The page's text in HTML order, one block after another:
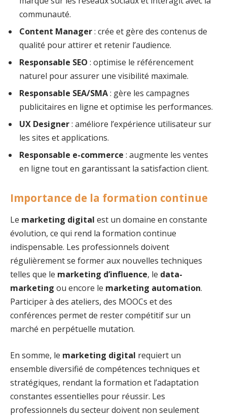
communauté.
Content Manager: crée et gère des contenus de
qualité pour attirer et retenir l’audience.
Responsable SEO : optimise le référencement
naturel pour assurer une visibilité maximale.
Responsable SEA/SMA: gère les campagnes
publicitaires en ligne et optimise les performances.
UX Designer: améliore l’expérience utilisateur sur
les sites et applications.
Responsable e-commerce : augmente les ventes
en ligne tout en garantissant la satisfaction client.
Importance de la formation continue
Le marketing digital est un domaine en constante
évolution, ce qui rend la formation continue
indispensable. Les professionnels doivent
régulièrement se former aux nouvelles techniques
telles que le marketing d’influence, le data-
marketing ou encore le marketing automation.
Participer à des ateliers, des MOOCs et des
conférences permet de rester compétitif sur un
marché en perpétuelle mutation.
En somme, le marketing digital requiert un
ensemble diversifié de compétences techniques et
stratégiques, rendant la formation et l’adaptation
constantes essentielles pour réussir. Les
professionnels du secteur doivent non seulement